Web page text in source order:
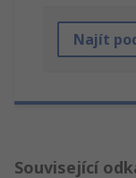
Najít
Související